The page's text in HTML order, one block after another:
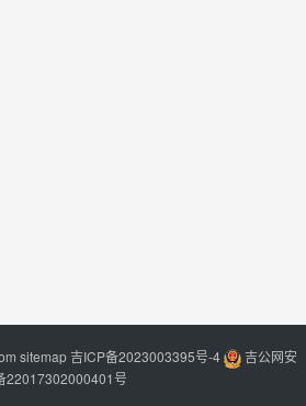
sitemap吉ICP备2023003395号-4
吉公网安
22017302000401号